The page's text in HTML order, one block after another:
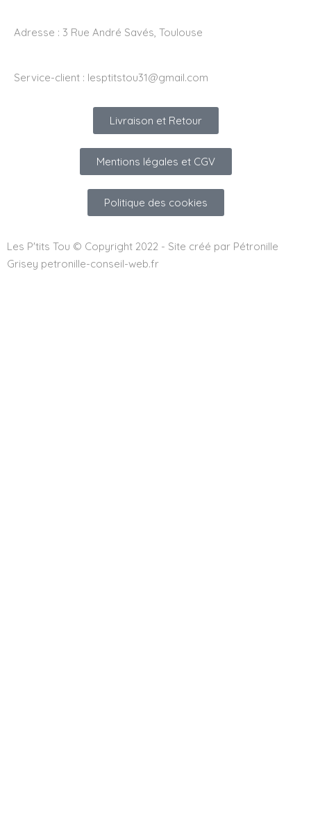
Adresse : 3 Rue André Savés, Toulouse
Service-client : lesptitstou31@gmail.com
Livraison et Retour
Mentions légales et CGV
Politique des cookies
Les P'tits Tou © Copyright 2022 - Site créé par Pétronille
Grisey petronille-conseil-web.fr